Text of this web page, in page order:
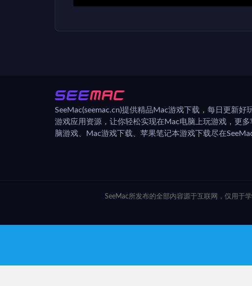
SeeMac(seemac.cn)提供精品Mac游戏下载，每日更新好
游戏应用资源，让你轻松实现在Mac电脑上玩游戏，更多
脑游戏、Mac游戏下载、苹果笔记本游戏下载尽在SeeMac
SeeMac所发布的全部内容源于互联网，仅用于